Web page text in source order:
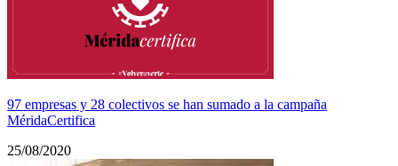
97 empresas y 28 colectivos se han sumado a la campaña
MéridaCertifica
25/08/2020